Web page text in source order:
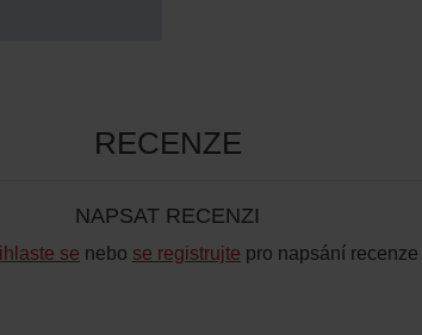
RECENZE
NAPSAT RECENZI
se nebo se registrujte pro napsání recenze